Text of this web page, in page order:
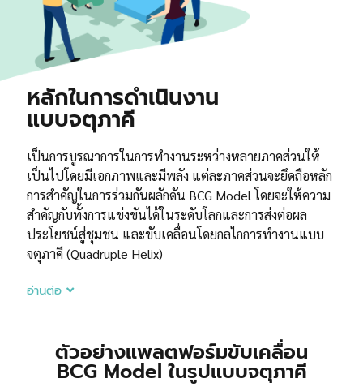
หลักในการดำเนินงาน
แบบจตุภาคี
เป็นการบูรณาการในการทำงานระหว่างหลายภาคส่วนให้
เป็นไปโดยมีเอกภาพและมีพลัง แต่ละภาคส่วนจะยึดถือหลัก
การสำคัญในการร่วมกันผลักดัน BCG Model โดยจะให้ความ
สำคัญกับทั้งการแข่งขันได้ในระดับโลกและการส่งต่อผล
ประโยชน์สู่ชุมชน และขับเคลื่อนโดยกลไกการทำงานแบบ
จตุภาคี (Quadruple Helix)
อ่านต่อ
ตัวอย่างแพลตฟอร์มขับเคลื่อน
BCG Model ในรูปแบบจตุภาคี